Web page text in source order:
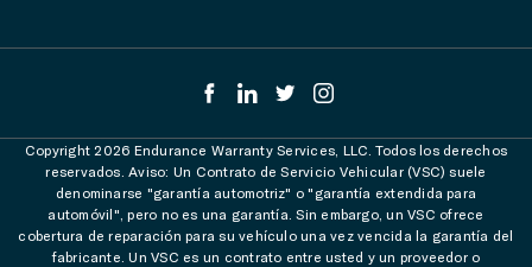
Copyright 2026 Endurance Warranty Services, LLC. Todos los derechos
reservados. Aviso: Un Contrato de Servicio Vehicular (VSC) suele
denominarse "garantía automotriz" o "garantía extendida para
automóvil", pero no es una garantía. Sin embargo, un VSC ofrece
cobertura de reparación para su vehículo una vez vencida la garantía del
fabricante. Un VSC es un contrato entre usted y un proveedor o